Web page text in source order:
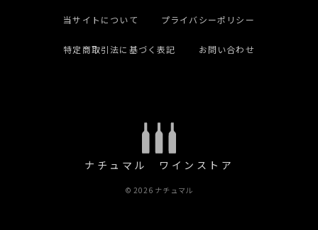
当サイトについて プライバシーポリシー
特定商取引法に基づく表記 お問い合わせ
ナチュマル ワインストア
© 2026 ナチュマル